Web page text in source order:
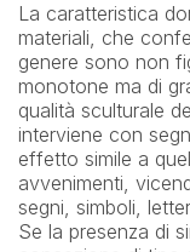
La caratteristica
materiali, che
genere sono non
monotone ma di
qualità sculturale
interviene con
effetto simile a
avvenimenti,
segni, simboli,
Se la presenza di